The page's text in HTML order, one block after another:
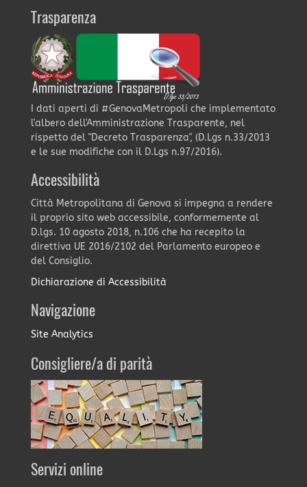
Trasparenza
I dati aperti di #GenovaMetropoli che implementato
l'albero dell'Amministrazione Trasparente, nel
rispetto del "Decreto Trasparenza", (D.Lgs n.33/2013
e le sue modifiche con il D.Lgs n.97/2016).
Accessibilità
Città Metropolitana di Genova si impegna a rendere
il proprio sito web accessibile, conformemente al
D.lgs. 10 agosto 2018, n.106 che ha recepito la
direttiva UE 2016/2102 del Parlamento europeo e
del Consiglio.
Dichiarazione di Accessibilità
Navigazione
Site Analytics
Consigliere/a di parità
Servizi online